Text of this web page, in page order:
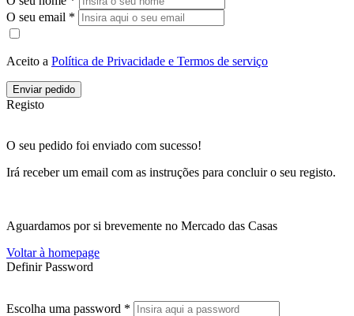
O seu email *
Aceito a Política de Privacidade e Termos de serviço
Enviar pedido
Registo
O seu pedido foi enviado com sucesso!
Irá receber um email com as instruções para concluir o seu registo.
Aguardamos por si brevemente no Mercado das Casas
Voltar à homepage
Definir Password
Escolha uma password *